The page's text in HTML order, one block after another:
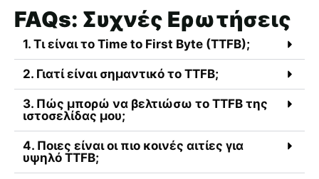
FAQs: Συχνές Ερωτήσεις
1. Τι είναι το Time to First Byte (TTFB);
2. Γιατί είναι σημαντικό το TTFB;
3. Πώς μπορώ να βελτιώσω το TTFB της
ιστοσελίδας μου;
4. Ποιες είναι οι πιο κοινές αιτίες για
υψηλό TTFB;